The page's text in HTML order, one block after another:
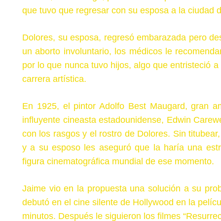
que tuvo que regresar con su esposa a la ciudad
Dolores, su esposa, regresó embarazada pero
un aborto involuntario, los médicos le
por lo que nunca tuvo hijos, algo que entristeció
carrera artística.
En 1925, el pintor Adolfo Best Maugard, gran
influyente cineasta estadounidense, Edwin
con los rasgos y el rostro de Dolores. Sin
y a su esposo les aseguró que la haría una
figura cinematográfica mundial de ese momento.
Jaime vio en la propuesta una solución a su
debutó en el cine silente de Hollywood en la
minutos. Después le siguieron los filmes